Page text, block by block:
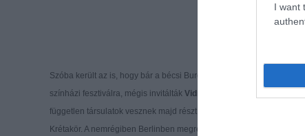
I want
Szóba került az is, hogy bár a bécsi Burgtheater visszautasította a
színházi fesztiválra, mégis invitálták Vidnyánszky Attila
független társulatok vesznek majd részt az eseményen, mint a
Krétakör. A nemrégiben Berlinben megrendezett, a magyar